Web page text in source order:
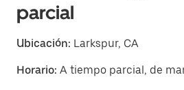
parcial
Ubicación: Larkspur, CA
Horario: A tiempo parcial, de